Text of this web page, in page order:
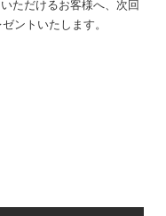
ただけるお客様へ、次回
ントいたします。